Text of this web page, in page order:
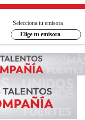
Selecciona tu emisora
Elige tu emisora